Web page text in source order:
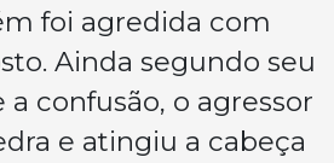
foi agredida com
Ainda segundo seu
confusão, o agressor
e atingiu a cabeça